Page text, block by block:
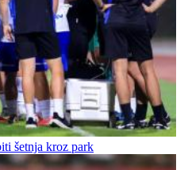
šetnja kroz park